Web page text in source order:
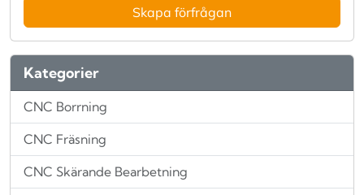
Skapa förfrågan
Kategorier
CNC Borrning
CNC Fräsning
CNC Skärande Bearbetning